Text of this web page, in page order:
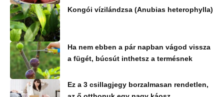
Kongói vízilándzsa (Anubias heterophylla)
Ha nem ebben a pár napban vágod vissza
a fügét, búcsút inthetsz a termésnek
Ez a 3 csillagjegy borzalmasan rendetlen,